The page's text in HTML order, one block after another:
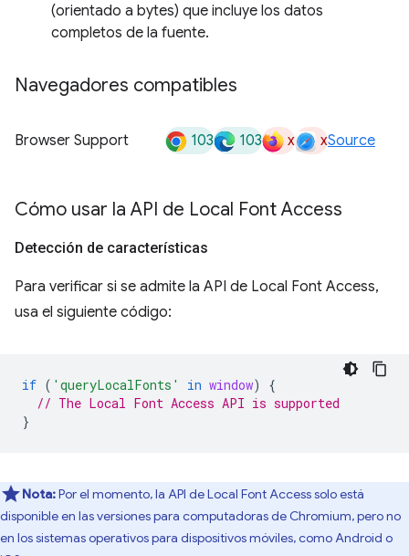
(orientado a bytes) que incluye los datos
completos de la fuente.
Navegadores compatibles
Browser Support 103 103 x xSource
Cómo usar la API de Local Font Access
Detección de características
Para verificar si se admite la API de Local Font Access,
usa el siguiente código:
if ( 'queryLocalFonts' in window)
{
// The Local Font Access API is supported
}
Nota:Por el momento, la API de Local Font Access solo está
disponible en las versiones para computadoras de Chromium, pero no
en los sistemas operativos para dispositivos móviles, como Android o